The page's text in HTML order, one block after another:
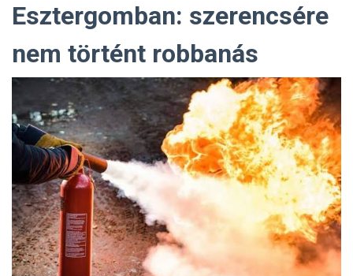
Esztergomban: szerencsére
nem történt robbanás